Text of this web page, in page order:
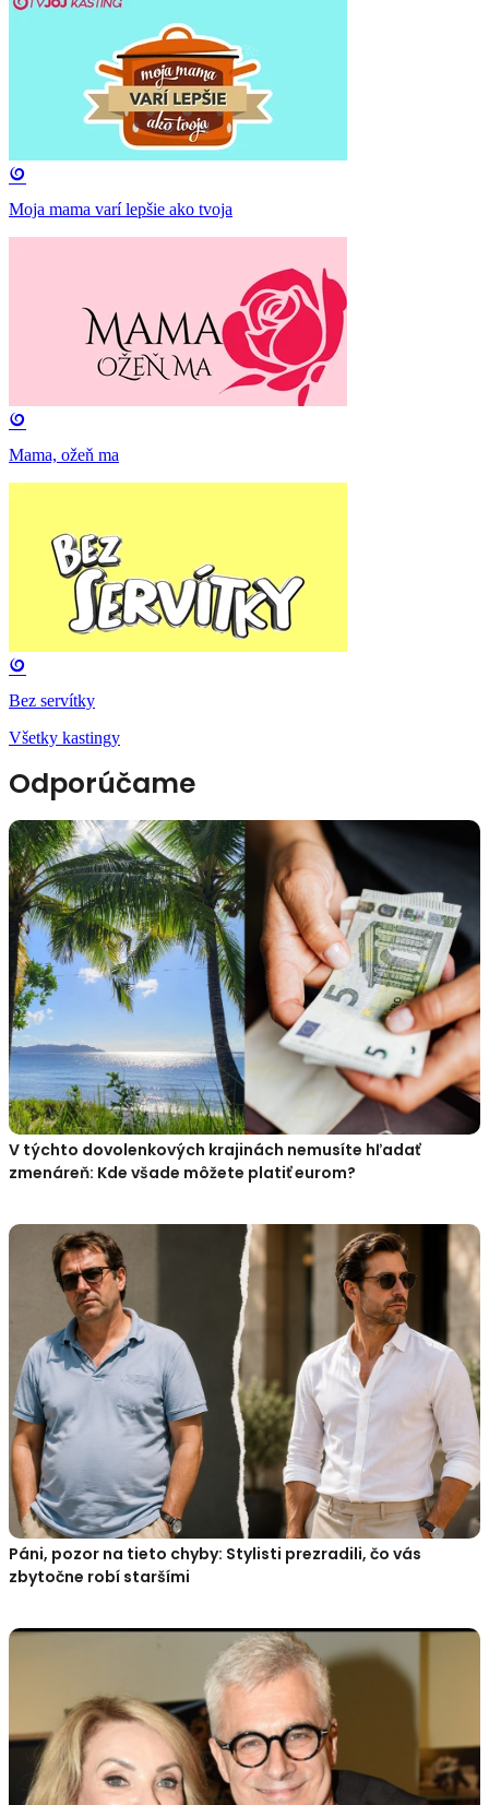
Moja mama varí lepšie ako tvoja
Mama, ožeň ma
Bez servítky
Všetky kastingy
Odporúčame
V týchto dovolenkových krajinách nemusíte hľadať
zmenáreň: Kde všade môžete platiť eurom?
Páni, pozor na tieto chyby: Stylisti prezradili, čo vás
zbytočne robí staršími